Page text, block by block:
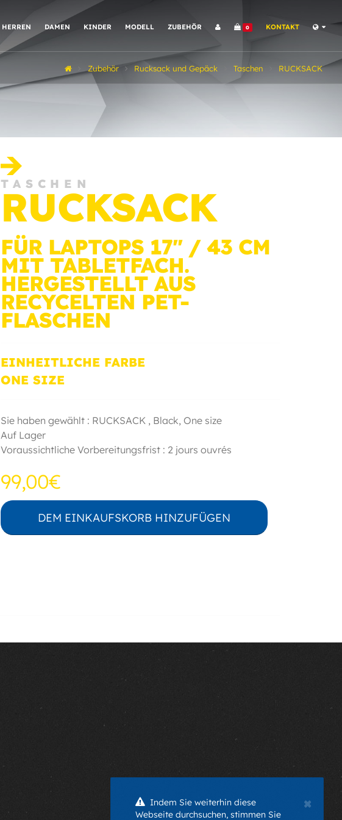
HERREN DAMEN KINDER MODELL ZUBEHÖR 0 KONTAKT
Zubehör Rucksack und Gepäck Taschen RUCKSACK
TASCHEN
RUCKSACK
FÜR LAPTOPS 17'' / 43 CM
MIT TABLETFACH.
HERGESTELLT AUS
RECYCELTEN PET-
FLASCHEN
EINHEITLICHE FARBE
ONE SIZE
Sie haben gewählt : RUCKSACK , Black,One size
Auf Lager
Voraussichtliche Vorbereitungsfrist : 2 jours ouvrés
99,00€
DEM EINKAUFSKORB HINZUFÜGEN
×
Indem Sie weiterhin diese
Webseite durchsuchen, stimmen Sie